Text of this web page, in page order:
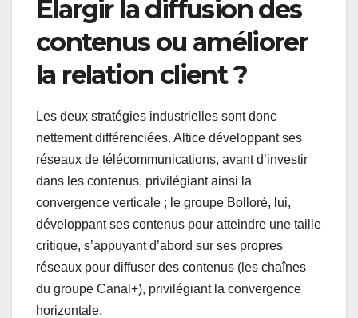
Élargir la diffusion des
contenus ou améliorer
la relation client ?
Les deux stratégies industrielles sont donc
nettement différenciées. Altice développant ses
réseaux de télécommunications, avant d’investir
dans les contenus, privilégiant ainsi la
convergence verticale ; le groupe Bolloré, lui,
développant ses contenus pour atteindre une taille
critique, s’appuyant d’abord sur ses propres
réseaux pour diffuser des contenus (les chaînes
du groupe Canal+), privilégiant la convergence
horizontale.